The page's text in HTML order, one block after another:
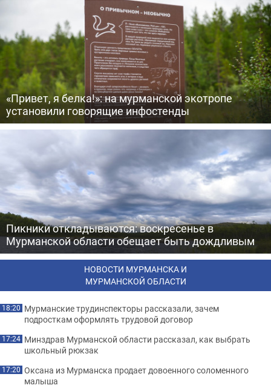
«Привет, я белка!»: на мурманской экотропе
установили говорящие инфостенды
Пикники откладываются: воскресенье в
Мурманской области обещает быть дождливым
НОВОСТИ МУРМАНСКА И
МУРМАНСКОЙ ОБЛАСТИ
18:20 Мурманские трудинспекторы рассказали, зачем
подросткам оформлять трудовой договор
17:24 Минздрав Мурманской области рассказал, как выбрать
школьный рюкзак
17:20 Оксана из Мурманска продает довоенного соломенного
малыша